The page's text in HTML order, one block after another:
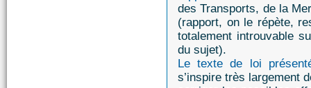
des Transports, de la
(rapport, on le répète,
totalement introuvable
du sujet).
Le texte de loi
s’inspire très largement